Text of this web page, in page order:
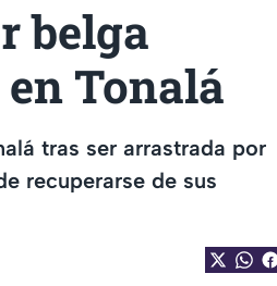
belga
Tonalá
tras ser arrastrada por
recuperarse de sus